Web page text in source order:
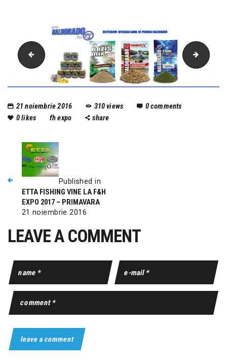
Etta Fishing
21 noiembrie 2016 310views 0comments
0likes fh expo share
Published in
ETTA FISHING VINE LA F&H
EXPO 2017 – PRIMAVARA
21 noiembrie 2016
LEAVE A COMMENT